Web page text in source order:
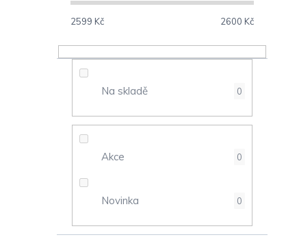
t
2599 Kč 2600 Kč
Na skladě 0
Akce 0
Novinka 0